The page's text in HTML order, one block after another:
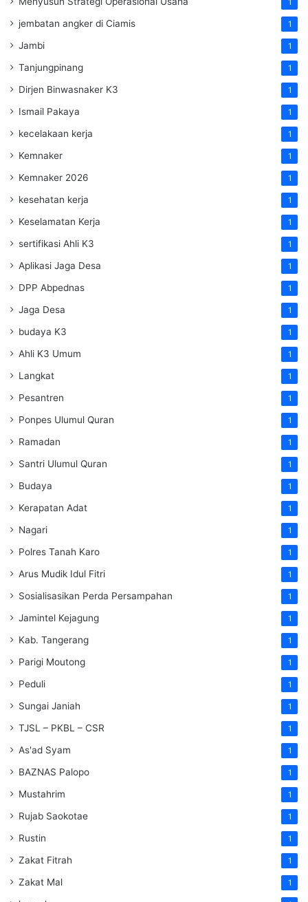
1
jembatan angker di Ciamis 1
Jambi 1
Tanjungpinang 1
Dirjen Binwasnaker K3 1
Ismail Pakaya 1
kecelakaan kerja 1
Kemnaker 1
Kemnaker 2026 1
kesehatan kerja 1
Keselamatan Kerja 1
sertifikasi Ahli K3 1
Aplikasi Jaga Desa 1
DPP Abpednas 1
Jaga Desa 1
budaya K3 1
Ahli K3 Umum 1
Langkat 1
Pesantren 1
Ponpes Ulumul Quran 1
Ramadan 1
Santri Ulumul Quran 1
Budaya 1
Kerapatan Adat 1
Nagari 1
Polres Tanah Karo 1
Arus Mudik Idul Fitri 1
Sosialisasikan Perda Persampahan 1
Jamintel Kejagung 1
Kab. Tangerang 1
Parigi Moutong 1
Peduli 1
Sungai Janiah 1
TJSL – PKBL – CSR 1
As'ad Syam 1
BAZNAS Palopo 1
Mustahrim 1
Rujab Saokotae 1
Rustin 1
Zakat Fitrah 1
Zakat Mal 1